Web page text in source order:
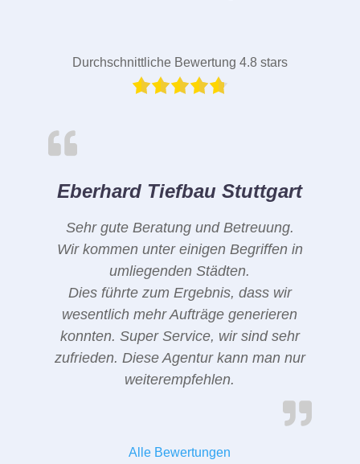
Durchschnittliche Bewertung 4.8 stars
Eberhard Tiefbau Stuttgart
Sehr gute Beratung und Betreuung.
Wir kommen unter einigen Begriffen in
umliegenden Städten.
Dies führte zum Ergebnis, dass wir
wesentlich mehr Aufträge generieren
konnten. Super Service, wir sind sehr
zufrieden. Diese Agentur kann man nur
weiterempfehlen.
Alle Bewertungen